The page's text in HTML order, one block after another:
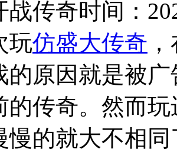
战传奇时间：
玩仿盛大传奇
的原因就是被
的传奇。然而
慢的就大不相